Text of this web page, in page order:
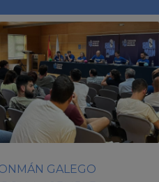
GALEGO